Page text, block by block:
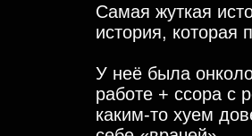
Самая жуткая
история, которая
У неё была
работе + ссора с
каким-то хуем